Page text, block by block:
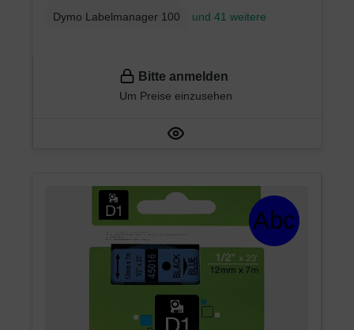
Dymo Labelmanager 100
und 41 weitere
Bitte anmelden
Um Preise einzusehen